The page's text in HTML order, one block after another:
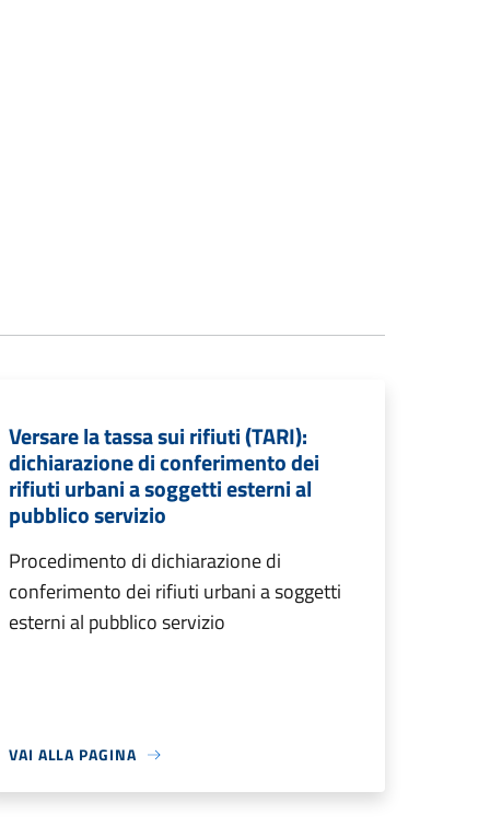
Versare la tassa sui rifiuti (TARI):
dichiarazione di conferimento dei
rifiuti urbani a soggetti esterni al
pubblico servizio
Procedimento di dichiarazione di
conferimento dei rifiuti urbani a soggetti
esterni al pubblico servizio
VAI ALLA PAGINA